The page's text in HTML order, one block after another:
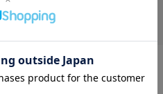
電やデータ転送が可能です。断